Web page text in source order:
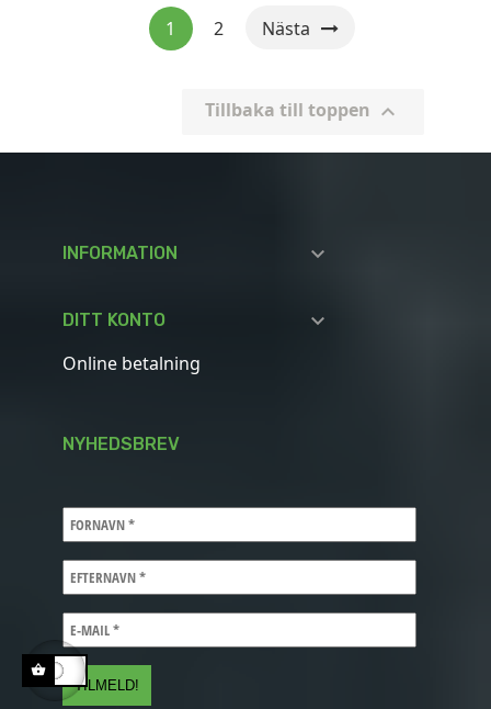
1 2 Nästa
Tillbaka till toppen 
INFORMATION 
DITT KONTO 
Online betalning
NYHEDSBREV